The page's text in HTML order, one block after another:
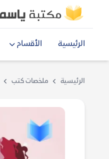
الرئيسية الأقسام
الرئيسية ملخصات كتب